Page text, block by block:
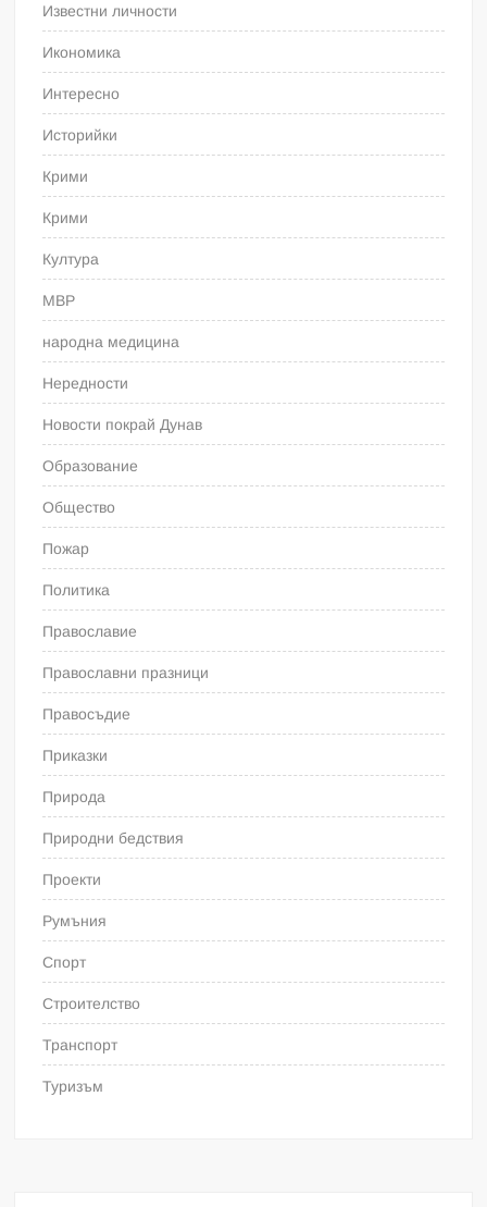
Известни личности
Икономика
Интересно
Историйки
Крими
Крими
Култура
МВР
народна медицина
Нередности
Новости покрай Дунав
Образование
Общество
Пожар
Политика
Православие
Православни празници
Правосъдие
Приказки
Природа
Природни бедствия
Проекти
Румъния
Спорт
Строителство
Транспорт
Туризъм